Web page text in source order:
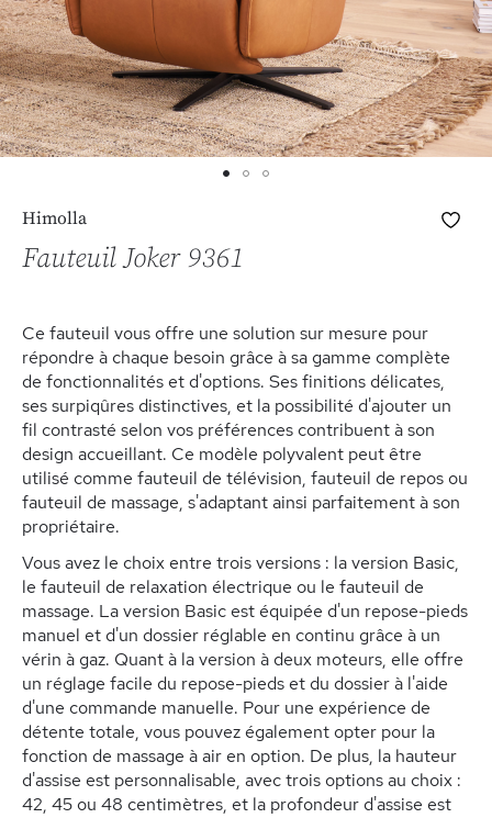
beginning
images
gallery
Himolla
Fauteuil Joker 9361
Ce fauteuil vous offre une solution sur mesure pour
répondre à chaque besoin grâce à sa gamme complète
de fonctionnalités et d'options. Ses finitions délicates,
ses surpiqûres distinctives, et la possibilité d'ajouter un
fil contrasté selon vos préférences contribuent à son
design accueillant. Ce modèle polyvalent peut être
utilisé comme fauteuil de télévision, fauteuil de repos ou
fauteuil de massage, s'adaptant ainsi parfaitement à son
propriétaire.
Vous avez le choix entre trois versions : la version Basic,
le fauteuil de relaxation électrique ou le fauteuil de
massage. La version Basic est équipée d'un repose-pieds
manuel et d'un dossier réglable en continu grâce à un
vérin à gaz. Quant à la version à deux moteurs, elle offre
un réglage facile du repose-pieds et du dossier à l'aide
d'une commande manuelle. Pour une expérience de
détente totale, vous pouvez également opter pour la
fonction de massage à air en option. De plus, la hauteur
d'assise est personnalisable, avec trois options au choix :
42, 45 ou 48 centimètres, et la profondeur d'assise est